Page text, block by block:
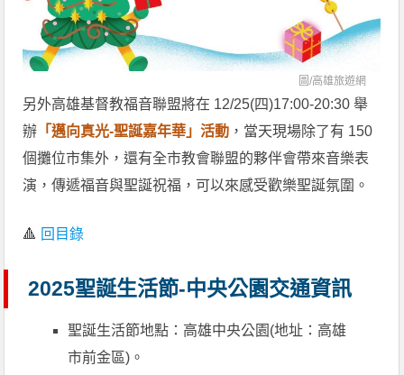
圖/高雄旅遊網
另外高雄基督教福音聯盟將在 12/25(四)17:00-20:30 舉
辦 「邁向真光-聖誕嘉年華」活動 ，當天現場除了有 150
個攤位市集外，還有全市教會聯盟的夥伴會帶來音樂表
演，傳遞福音與聖誕祝福，可以來感受歡樂聖誕氛圍。
🔺 回目錄
2025聖誕生活節-中央公園交通資訊
聖誕生活節地點：高雄中央公園(地址：高雄
市前金區)。